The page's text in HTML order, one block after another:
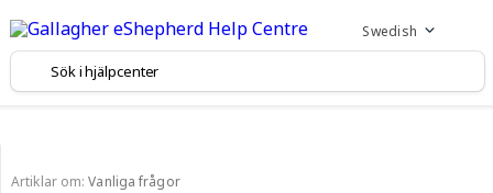
Swedish
Artiklar om: Vanliga frågor